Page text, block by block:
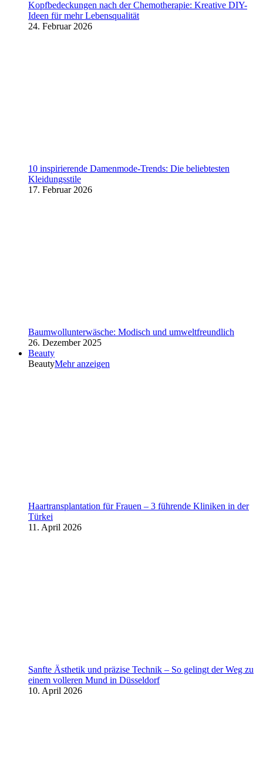
Kopfbedeckungen nach der Chemotherapie: Kreative DIY-
Ideen für mehr Lebensqualität
24. Februar 2026
10 inspirierende Damenmode-Trends: Die beliebtesten
Kleidungsstile
17. Februar 2026
Baumwollunterwäsche: Modisch und umweltfreundlich
26. Dezember 2025
Beauty
BeautyMehr anzeigen
Haartransplantation für Frauen – 3 führende Kliniken in der
Türkei
11. April 2026
Sanfte Ästhetik und präzise Technik – So gelingt der Weg zu
einem volleren Mund in Düsseldorf
10. April 2026